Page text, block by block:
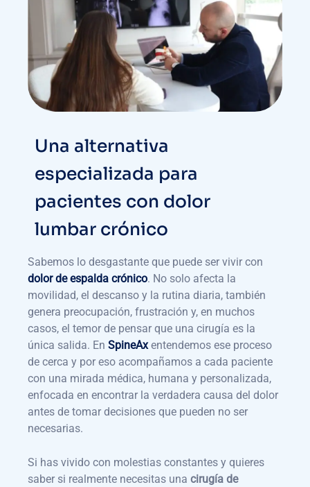
Una alternativa
especializada para
pacientes con dolor
lumbar crónico
Sabemos lo desgastante que puede ser vivir con
dolor de espalda crónico. No solo afecta la
movilidad, el descanso y la rutina diaria, también
genera preocupación, frustración y, en muchos
casos, el temor de pensar que una cirugía es la
única salida. En SpineAx entendemos ese proceso
de cerca y por eso acompañamos a cada paciente
con una mirada médica, humana y personalizada,
enfocada en encontrar la verdadera causa del dolor
antes de tomar decisiones que pueden no ser
necesarias.
Si has vivido con molestias constantes y quieres
saber si realmente necesitas una cirugía de